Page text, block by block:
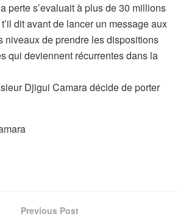
perte s’evaluait à plus de 30 millions
dit avant de lancer un message aux
niveaux de prendre les dispositions
qui deviennent récurrentes dans la
Djigui Camara décide de porter
Previous Post